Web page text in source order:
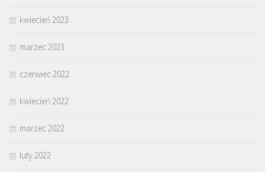
kwiecień 2023
marzec 2023
czerwiec 2022
kwiecień 2022
marzec 2022
luty 2022